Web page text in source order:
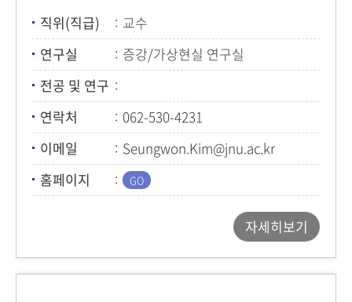
직위(직급)
교수
연구실
증강/가상현실 연구실
전공 및 연구
연락처
062-530-4231
이메일
Seungwon.Kim@jnu.ac.kr
홈페이지
자세히보기